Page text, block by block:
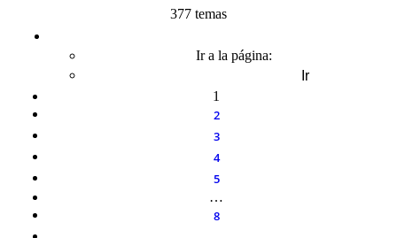
377 temas
Ir a la página:
1
2
3
4
5
…
8